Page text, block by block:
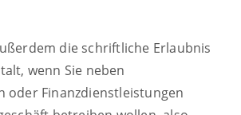
die schriftliche Erlaubnis
wenn Sie neben
oder Finanzdienstleistungen